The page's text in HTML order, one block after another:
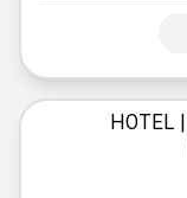
| HOTEL